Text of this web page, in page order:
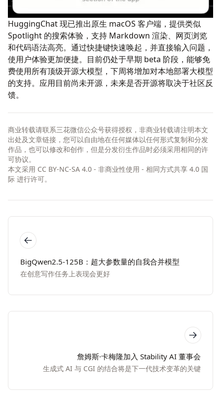
HuggingChat 现已推出原生 macOS 客户端，提供类似
Spotlight 的搜索体验，支持 Markdown 渲染、网页浏览
和代码语法高亮。通过快捷键快速唤起，并直接输入问题，
使用户体验更加便捷。目前仍处于早期 beta 阶段，能够免
费使用所有顶级开源大模型，下周将增加对本地部署大模型
的支持。应用目前尚未开源，未来是否开源将取决于社区反
馈。
商业转载请联系三花微信公众号获得授权，非商业转载请注明本文
出处及文章链接，您可以自由地在任何媒体以任何形式复制和分发
作品，也可以修改和创作，但是分发衍生作品时必须采用相同的许
可协议。
本文采用 CC BY-NC-SA 4.0 - 非商业性使用 - 相同方式共享 4.0 国
际 进行许可。
BigQwen2.5-125B：超大参数量的自我合并模型
在创意写作任务上表现会更好
詹姆斯·卡梅隆加入 Stability AI 董事会
生成式 AI 与 CGI 的结合将是下一代技术变革的关键